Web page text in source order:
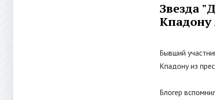
Звезда"
Кпадону
Бывший
Кпадону из
Блогер